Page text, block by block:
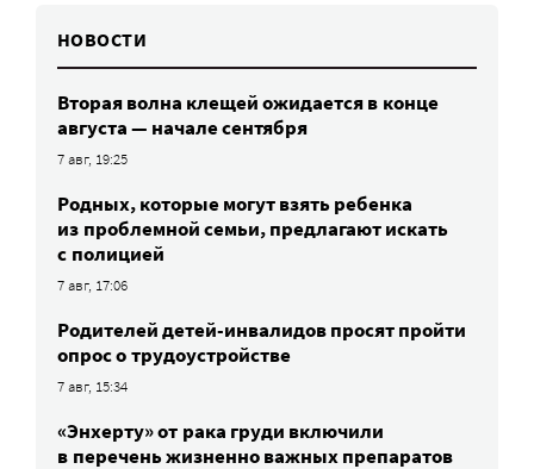
НОВОСТИ
Вторая волна клещей ожидается в конце
августа — начале сентября
7 авг, 19:25
Родных, которые могут взять ребенка
из проблемной семьи, предлагают искать
с полицией
7 авг, 17:06
Родителей детей-инвалидов просят пройти
опрос о трудоустройстве
7 авг, 15:34
«Энхерту» от рака груди включили
в перечень жизненно важных препаратов